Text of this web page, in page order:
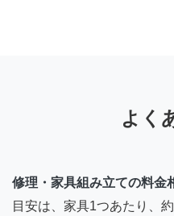
よく
修理・家具組み立ての料金
目安は、家具1つあたり、